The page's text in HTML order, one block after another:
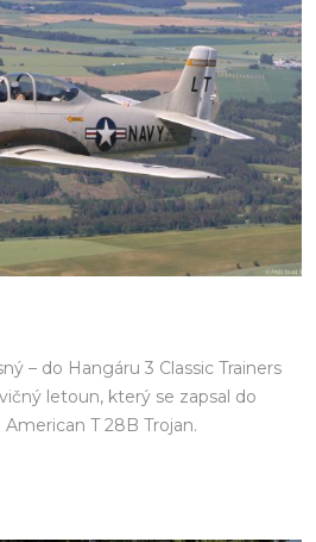
– do Hangáru 3 Classic Trainers
letoun, který se zapsal do
T 28B Trojan.